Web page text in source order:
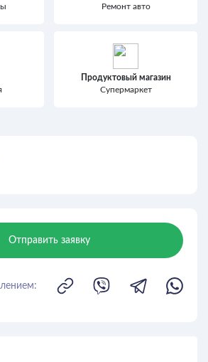
Ремонт авто
Продуктовый магазин
Супермаркет
Отправить заявку